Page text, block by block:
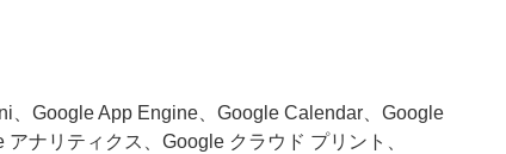
、Google App Engine、Google Calendar、Google
ナリティクス、Google クラウド プリント、